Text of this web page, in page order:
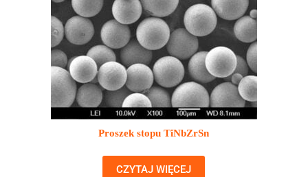
Proszek stopu TiNbZrSn
CZYTAJ WIĘCEJ